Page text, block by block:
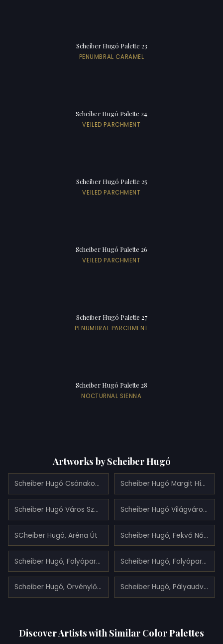
Scheiber Hugó Palette 23
PENUMBRAL CARAMEL
Scheiber Hugó Palette 24
VEILED PARCHMENT
Scheiber Hugó Palette 25
VEILED PARCHMENT
Scheiber Hugó Palette 26
VEILED PARCHMENT
Scheiber Hugó Palette 27
PENUMBRAL PARCHMENT
Scheiber Hugó Palette 28
NOCTURNAL SIENNA
Artworks by Scheiber Hugó
Scheiber Hugó Csónakok a Vízen Scheiber Hugó Margit Híd 1921, Olaj , Farost, 65.5x93.5cm
Scheiber Hugó Város Szélén 1920, Olaj, Karton, 68x97cm (1920) Scheiber Hugó Világváros, 1926 Olaj, Karton, 71x101cm (1926)
SCheiber Hugó, Aréna Út Scheiber Hugó, Fekvő Nő 1912
Scheiber Hugó, Folyópart Holdvilággal Scheiber Hugó, Folyóparti Fák 1920
Scheiber Hugó, Örvénylő Felhők Scheiber Hugó, Pályaudvar
Discover Artists with Similar Color Palettes